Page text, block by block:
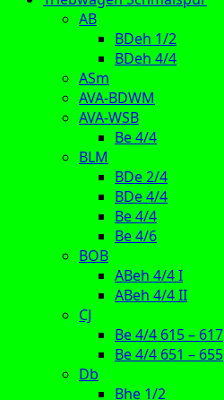
AB
BDeh 1/2
BDeh 4/4
ASm
AVA-BDWM
AVA-WSB
Be 4/4
BLM
BDe 2/4
BDe 4/4
Be 4/4
Be 4/6
BOB
ABeh 4/4 I
ABeh 4/4 II
CJ
Be 4/4 615 – 617
Be 4/4 651 – 655
Db
Bhe 1/2